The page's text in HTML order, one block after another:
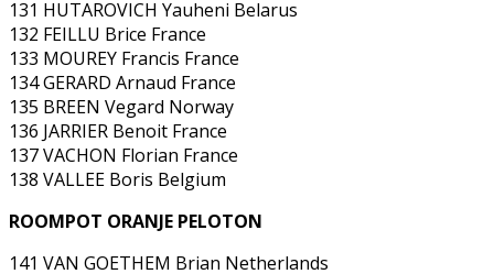
131 HUTAROVICH Yauheni Belarus
132 FEILLU Brice France
133 MOUREY Francis France
134 GERARD Arnaud France
135 BREEN Vegard Norway
136 JARRIER Benoit France
137 VACHON Florian France
138 VALLEE Boris Belgium
ROOMPOT ORANJE PELOTON
141 VAN GOETHEM Brian Netherlands